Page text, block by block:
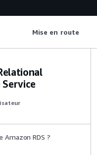
Mise en route
Service
Amazon RDS ?